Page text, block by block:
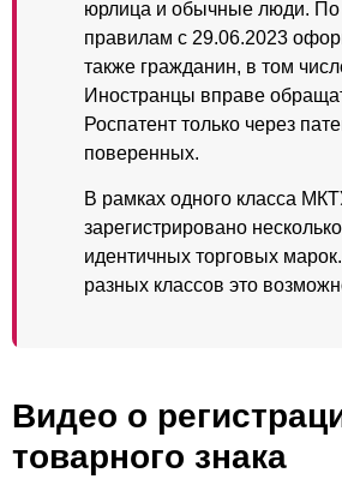
юрлица и обычные люди.
правилам с 29.06.2023
также гражданин, в том
Иностранцы вправе
Роспатент только через
поверенных.
В рамках одного класса
зарегистрировано
идентичных торговых
разных классов это
Видео о
товарного знака